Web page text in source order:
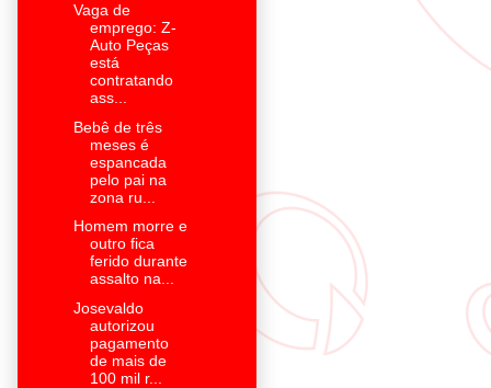
Vaga de
emprego: Z-
Auto Peças
está
contratando
ass...
Bebê de três
meses é
espancada
pelo pai na
zona ru...
Homem morre e
outro fica
ferido durante
assalto na...
Josevaldo
autorizou
pagamento
de mais de
100 mil r...